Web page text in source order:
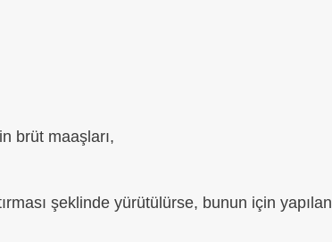
brüt maaşları,
şeklinde yürütülürse, bunun için yapılan